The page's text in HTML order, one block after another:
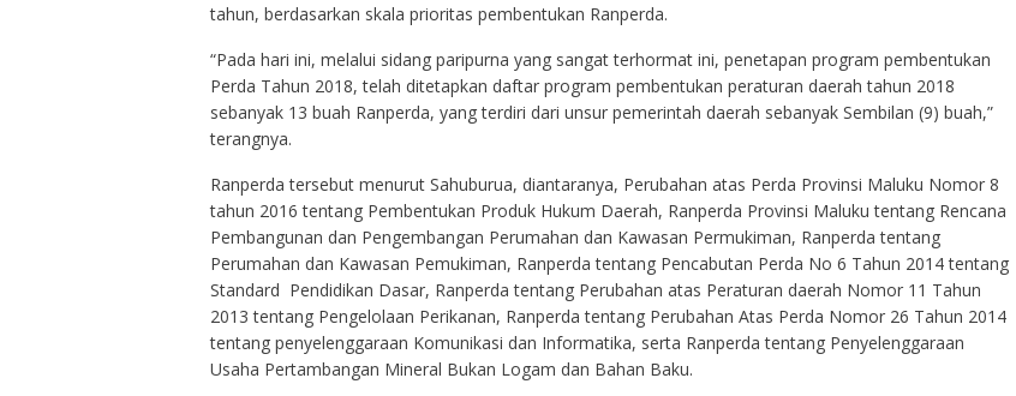
tahun, berdasarkan skala prioritas pembentukan Ranperda.
“Pada hari ini, melalui sidang paripurna yang sangat terhormat ini, penetapan program pembentukan
Perda Tahun 2018, telah ditetapkan daftar program pembentukan peraturan daerah tahun 2018
sebanyak 13 buah Ranperda, yang terdiri dari unsur pemerintah daerah sebanyak Sembilan (9) buah,”
terangnya.
Ranperda tersebut menurut Sahuburua, diantaranya, Perubahan atas Perda Provinsi Maluku Nomor 8
tahun 2016 tentang Pembentukan Produk Hukum Daerah, Ranperda Provinsi Maluku tentang Rencana
Pembangunan dan Pengembangan Perumahan dan Kawasan Permukiman, Ranperda tentang
Perumahan dan Kawasan Pemukiman, Ranperda tentang Pencabutan Perda No 6 Tahun 2014 tentang
Standard Pendidikan Dasar, Ranperda tentang Perubahan atas Peraturan daerah Nomor 11 Tahun
2013 tentang Pengelolaan Perikanan, Ranperda tentang Perubahan Atas Perda Nomor 26 Tahun 2014
tentang penyelenggaraan Komunikasi dan Informatika, serta Ranperda tentang Penyelenggaraan
Usaha Pertambangan Mineral Bukan Logam dan Bahan Baku.